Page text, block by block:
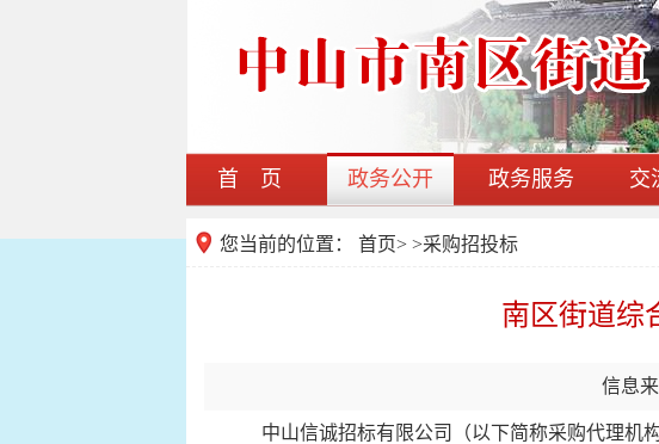
首 页 政务公开 政务服务 交
您当前的位置： 首页> >采购招投标
南区街道综
信息
中山信诚招标有限公司（以下简称采购代理机